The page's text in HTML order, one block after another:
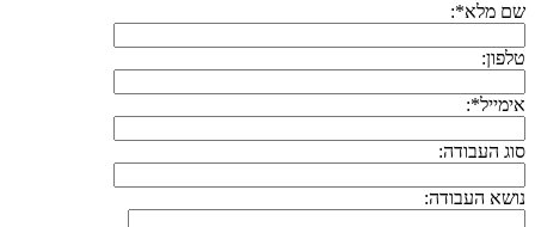
שם מלא*:
טלפון:
אימייל*:
סוג העבודה:
נושא העבודה: